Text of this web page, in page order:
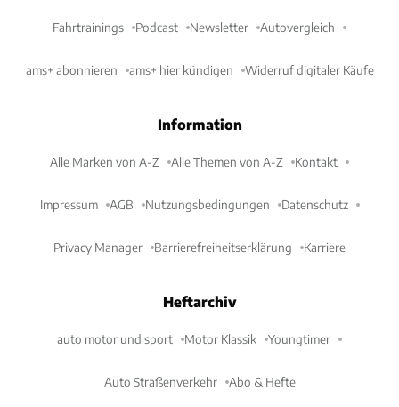
Fahrtrainings Podcast Newsletter Autovergleich
ams+ abonnieren ams+ hier kündigen Widerruf digitaler Käufe
Information
Alle Marken von A-Z Alle Themen von A-Z Kontakt
Impressum AGB Nutzungsbedingungen Datenschutz
Privacy Manager Barrierefreiheitserklärung Karriere
Heftarchiv
auto motor und sport Motor Klassik Youngtimer
Auto Straßenverkehr Abo & Hefte